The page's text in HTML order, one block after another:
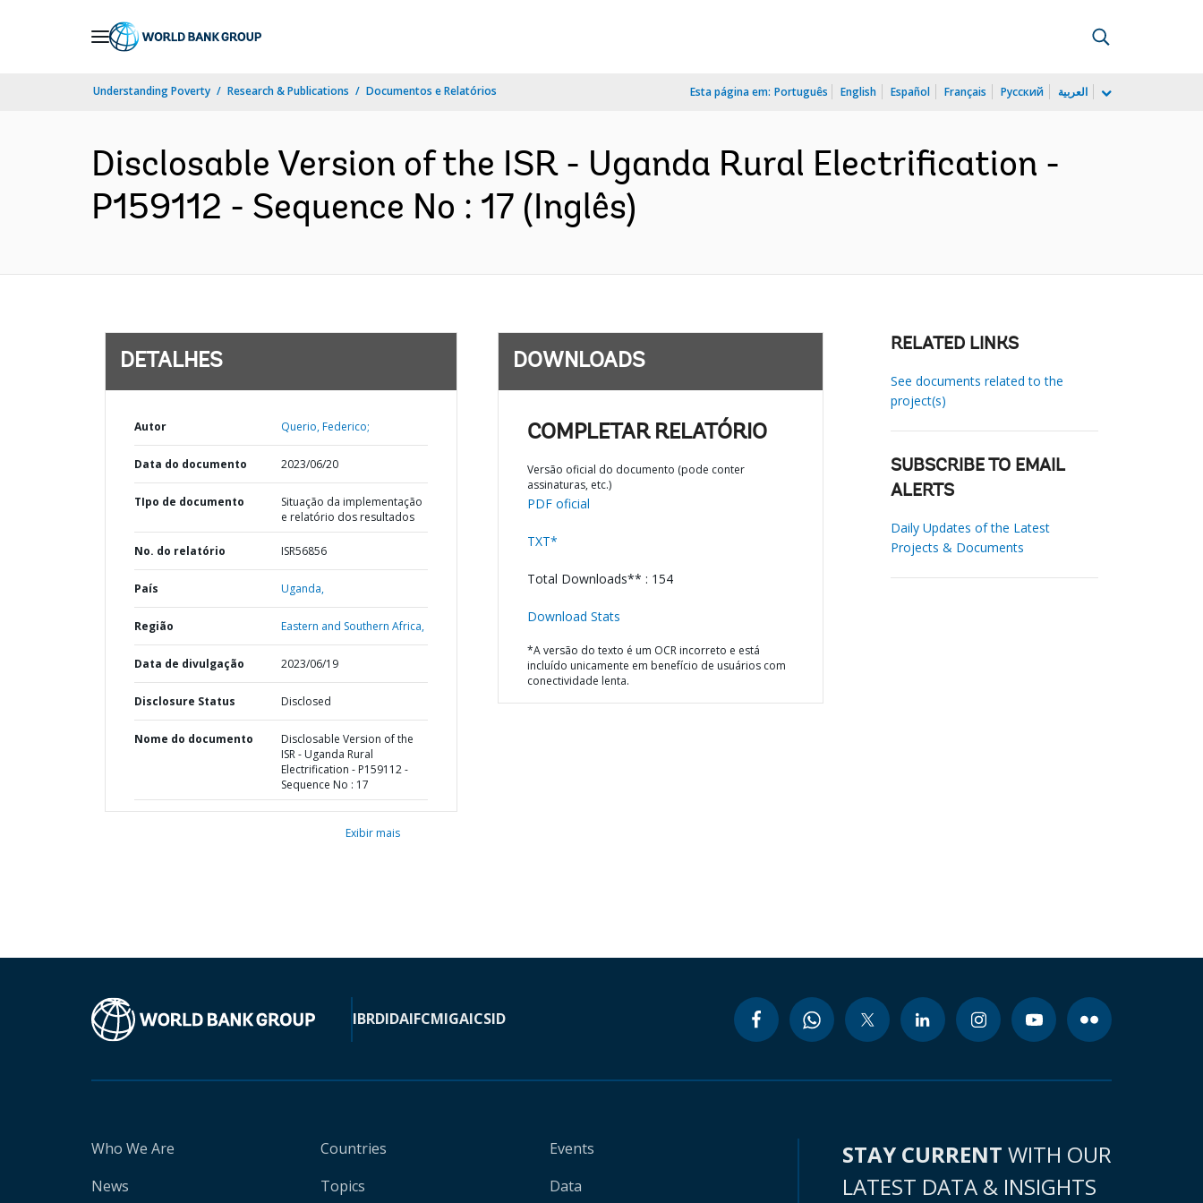
Understanding Poverty Research & Publications Documentos e Relatórios Esta página em: Português English Español Français Русский العربية
Disclosable Version of the ISR - Uganda Rural Electrification -
P159112 - Sequence No : 17 (Inglês)
DETALHES
Autor Querio, Federico;
Data do documento 2023/06/20
TIpo de documento
Situação da implementação
e relatório dos resultados
No. do relatório ISR56856
País Uganda,
Região Eastern and Southern Africa,
Data de divulgação 2023/06/19
Disclosure Status Disclosed
Nome do documento
Disclosable Version of the
ISR - Uganda Rural
Electrification - P159112 -
Sequence No : 17
Exibir mais
DOWNLOADS
COMPLETAR RELATÓRIO
Versão oficial do documento (pode conter
assinaturas, etc.)
PDF oficial
TXT*
Total Downloads** : 154
Download Stats
*A versão do texto é um OCR incorreto e está
incluído unicamente em benefício de usuários com
conectividade lenta.
RELATED LINKS
See documents related to the
project(s)
SUBSCRIBE TO EMAIL
ALERTS
Daily Updates of the Latest
Projects & Documents
IBRDIDAIFCMIGAICSID
Who We Are
News
Countries
Topics
Events
Data
STAY CURRENT WITH OUR
LATEST DATA & INSIGHTS